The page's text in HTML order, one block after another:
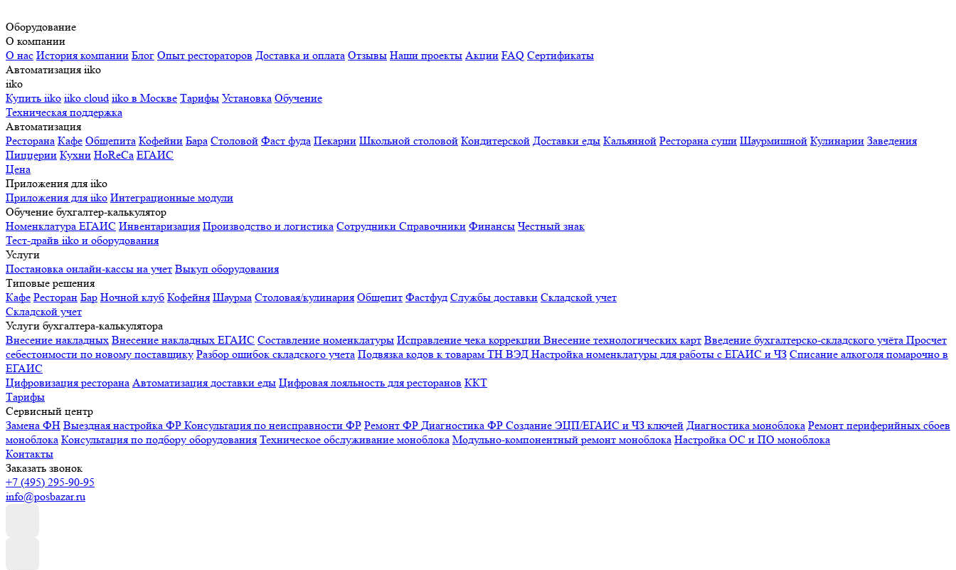
Оборудование
О компании
О нас История компании Блог Опыт рестораторов Доставка и оплата Отзывы Наши проекты Акции FAQ Сертификаты
Автоматизация iiko
iiko
Купить iiko iiko cloud iiko в Москве Тарифы Установка Обучение
Техническая поддержка
Автоматизация
Ресторана Кафе Общепита Кофейни Бара Столовой Фаст фуда Пекарни Школьной столовой Кондитерской Доставки еды Кальянной Ресторана суши Шаурмишной Кулинарии Заведения
Пиццерии Кухни HoReCa ЕГАИС
Цена
Приложения для iiko
Приложения для iiko Интеграционные модули
Обучение бухгалтер-калькулятор
Номенклатура ЕГАИС Инвентаризация Производство и логистика Сотрудники Справочники Финансы Честный знак
Тест-драйв iiko и оборудования
Услуги
Постановка онлайн-кассы на учет Выкуп оборудования
Типовые решения
Кафе Ресторан Бар Ночной клуб Кофейня Шаурма Столовая/кулинария Общепит Фастфуд Службы доставки Складской учет
Складской учет
Услуги бухгалтера-калькулятора
Внесение накладных Внесение накладных ЕГАИС Составление номенклатуры Исправление чека коррекции Внесение технологических карт Введение бухгалтерско-складского учёта Просчет
себестоимости по новому поставщику Разбор ошибок складского учета Подвязка кодов к товарам ТН ВЭД Настройка номенклатуры для работы с ЕГАИС и ЧЗ Списание алкоголя помарочно в
ЕГАИС
Цифровизация ресторана Автоматизация доставки еды Цифровая лояльность для ресторанов ККТ
Тарифы
Сервисный центр
Замена ФН Выездная настройка ФР Консультация по неисправности ФР Ремонт ФР Диагностика ФР Создание ЭЦП/ЕГАИС и ЧЗ ключей Диагностика моноблока Ремонт периферийных сбоев
моноблока Консультация по подбору оборудования Техническое обслуживание моноблока Модульно-компонентный ремонт моноблока Настройка ОС и ПО моноблока
Контакты
Заказать звонок
+7 (495) 295-90-95
info@posbazar.ru